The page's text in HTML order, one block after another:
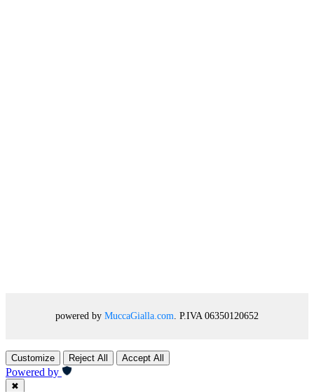
powered by MuccaGialla.com. P.IVA 06350120652
Customize Reject All Accept All
Powered by
✖